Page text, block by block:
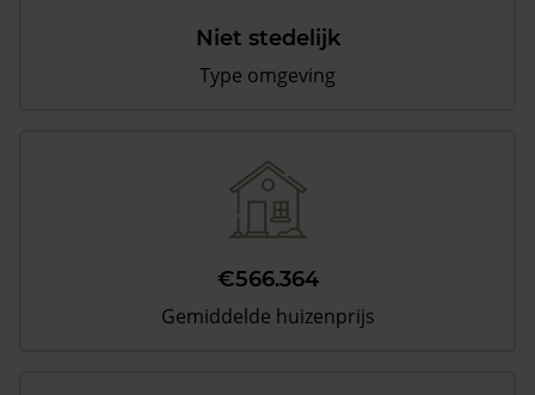
Niet stedelijk
Type omgeving
€566.364
Gemiddelde huizenprijs